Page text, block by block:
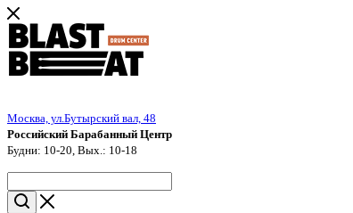
Москва, ул.Бутырский вал, 48
Российский Барабанный Центр
Будни: 10-20, Вых.: 10-18